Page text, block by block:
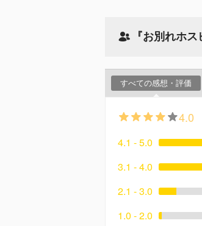
『お別れホ
すべての感想・評価
4.0
4.1 - 5.0
3.1 - 4.0
2.1 - 3.0
1.0 - 2.0